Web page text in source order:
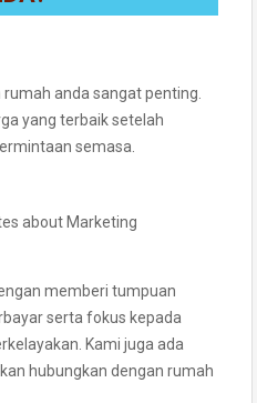
anda sangat penting.
yang terbaik setelah
semasa.
about Marketing
memberi tumpuan
serta fokus kepada
Kami juga ada
hubungkan dengan rumah